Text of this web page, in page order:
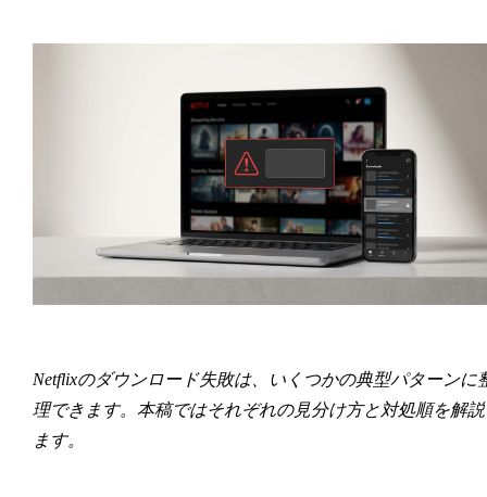
Netflixのダウンロード失敗は、いくつかの典型パターンに
理できます。本稿ではそれぞれの見分け方と対処順を解
ます。